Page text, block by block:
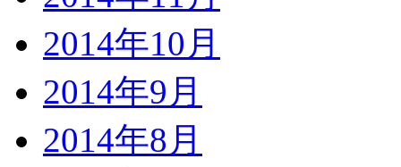
2014年10月
2014年9月
2014年8月